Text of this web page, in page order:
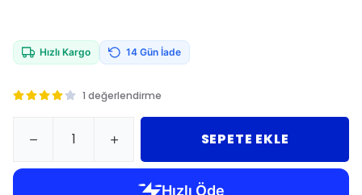
Hızlı Kargo 14 Gün İade
1 değerlendirme
SEPETE EKLE